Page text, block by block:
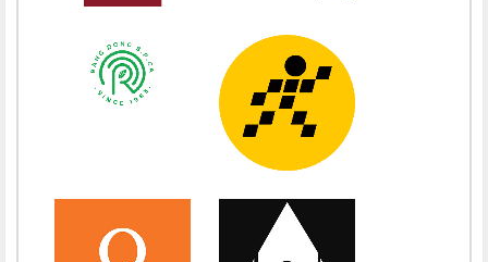
Chúc mừng bổn mạng Maria Nguyễn Ngọc Anh 15/08
Chúc mừng bổn mạng Chị Maria Nguyễn Thị Diệu Phương 15/08
Chúc mừng bổn mạng Chị Maria Nguyễn Thị Bích Thuận 15/08
Chúc mừng bổn mạng Chị Maria Đặng Thị Lan Hương 15/08